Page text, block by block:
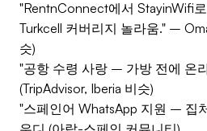
"RentnConnect에서 StayinWifi
Turkcell 커버리지 놀라움." –
슷)
"공항 수령 사랑 – 가방 전에 온
(TripAdvisor, Iberia 비슷)
"스페인어 WhatsApp 지원 – 집